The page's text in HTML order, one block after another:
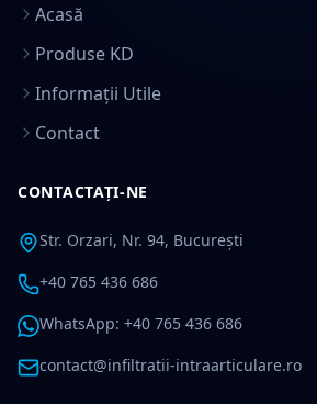
Acasă
Produse KD
Informații Utile
Contact
CONTACTAȚI-NE
Str. Orzari, Nr. 94, București
+40 765 436 686
WhatsApp: +40 765 436 686
contact@infiltratii-intraarticulare.ro